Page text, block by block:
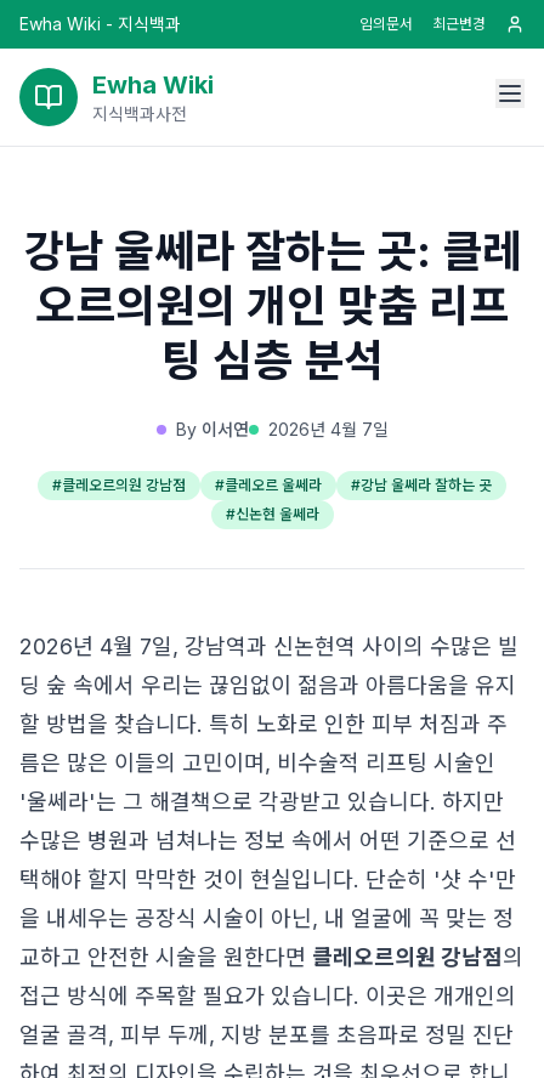
Ewha Wiki - 지식백과 임의문서 최근변경
Ewha Wiki
지식백과사전
강남 울쎄라 잘하는 곳: 클레
오르의원의 개인 맞춤 리프
팅 심층 분석
By 이서연 2026년 4월 7일
#클레오르의원 강남점 #클레오르 울쎄라 #강남 울쎄라 잘하는 곳
#신논현 울쎄라
2026년 4월 7일, 강남역과 신논현역 사이의 수많은 빌
딩 숲 속에서 우리는 끊임없이 젊음과 아름다움을 유지
할 방법을 찾습니다. 특히 노화로 인한 피부 처짐과 주
름은 많은 이들의 고민이며, 비수술적 리프팅 시술인
'울쎄라'는 그 해결책으로 각광받고 있습니다. 하지만
수많은 병원과 넘쳐나는 정보 속에서 어떤 기준으로 선
택해야 할지 막막한 것이 현실입니다. 단순히 '샷 수'만
을 내세우는 공장식 시술이 아닌, 내 얼굴에 꼭 맞는 정
교하고 안전한 시술을 원한다면 클레오르의원 강남점의
접근 방식에 주목할 필요가 있습니다. 이곳은 개개인의
얼굴 골격, 피부 두께, 지방 분포를 초음파로 정밀 진단